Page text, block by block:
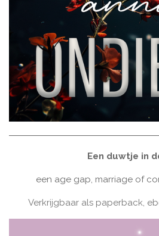
Een duwtje in
een age gap, marriage of
Verkrijgbaar als paperback,